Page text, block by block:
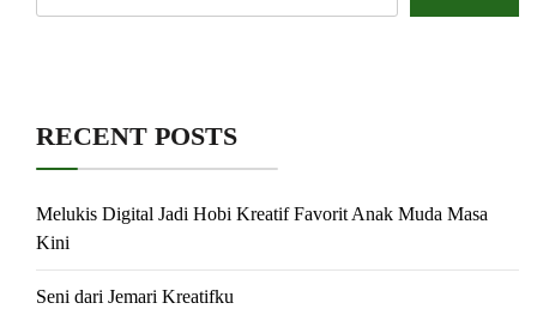
RECENT POSTS
Melukis Digital Jadi Hobi Kreatif Favorit Anak Muda Masa
Kini
Seni dari Jemari Kreatifku